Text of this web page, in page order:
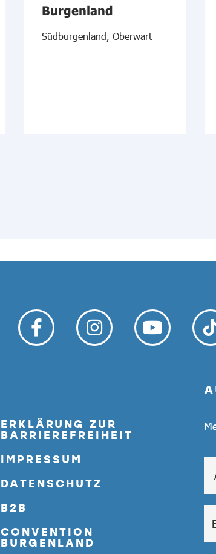
Burgenland
Südburgenland, Oberwart
ERKLÄRUNG ZUR
BARRIEREFREIHEIT
IMPRESSUM
DATENSCHUTZ
B2B
CONVENTION
BURGENLAND